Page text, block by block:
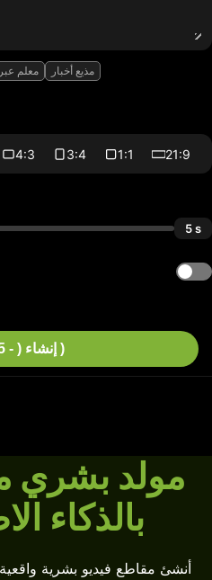
معلم مذيع أخبار
4:3 3:4 1:1 21:9
5 s
إنشاء ( - 15 نقاط )
مولد بشري
بالذكاء
أنشئ مقاطع فيديو بشرية